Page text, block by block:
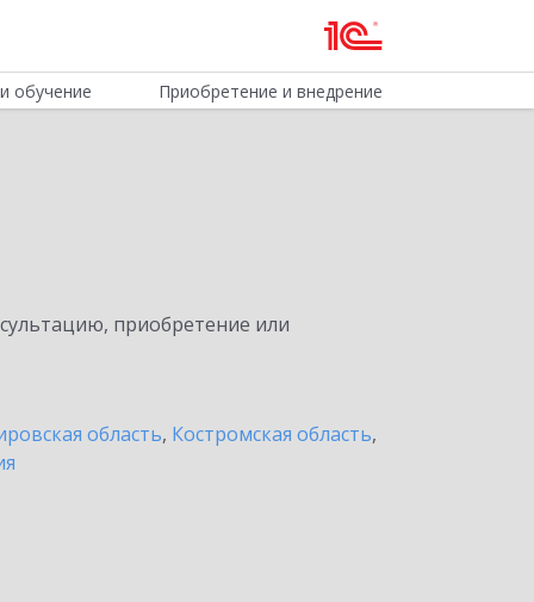
обучение Приобретение и внедрение
приобретение или
область, Костромская область,